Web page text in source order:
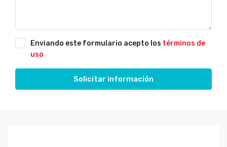
Enviando este formulario acepto los términos de
uso
Solicitar información